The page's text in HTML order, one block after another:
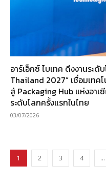
อาร์เอ็กซ์ ไบเทค ดึงงานระดั
Thailand 2027” เชื่อมเท
สู่ Packaging Hub แห่งอาเ
ระดับโลกครั้งแรกในไทย
03/07/2026
1 2 3 4 …